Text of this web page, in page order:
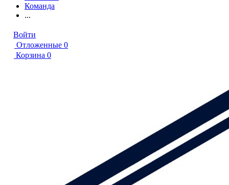
Команда
...
Войти
Отложенные 0
Корзина 0